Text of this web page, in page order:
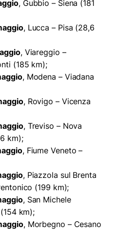
, Gubbio – Siena (181
, Lucca – Pisa (28,6
, Viareggio –
(185 km);
, Modena – Viadana
, Rovigo – Vicenza
, Treviso – Nova
km);
, Fiume Veneto –
, Piazzola sul Brenta
(199 km);
, San Michele
km);
, Morbegno – Cesano